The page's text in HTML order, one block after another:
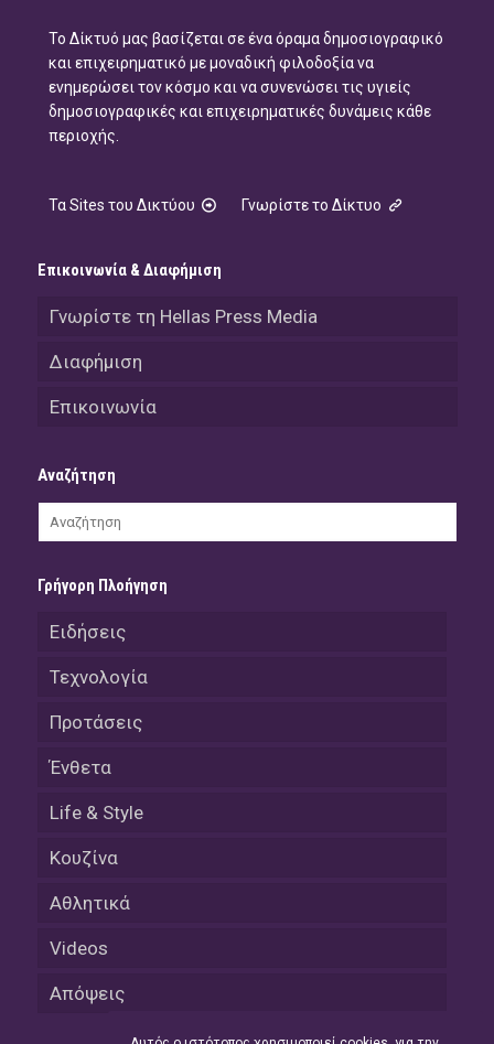
Το Δίκτυό μας βασίζεται σε ένα όραμα δημοσιογραφικό
και επιχειρηματικό με μοναδική φιλοδοξία να
ενημερώσει τον κόσμο και να συνενώσει τις υγιείς
δημοσιογραφικές και επιχειρηματικές δυνάμεις κάθε
περιοχής.
Τα Sites του Δικτύου Γνωρίστε το Δίκτυο
Επικοινωνία & Διαφήμιση
Γνωρίστε τη Hellas Press Media
Διαφήμιση
Επικοινωνία
Αναζήτηση
Γρήγορη Πλοήγηση
Ειδήσεις
Τεχνολογία
Προτάσεις
Ένθετα
Life & Style
Κουζίνα
Αθλητικά
Videos
Απόψεις